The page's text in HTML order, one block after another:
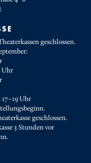
geschlossen.
Uhr
Uhr
geschlossen.
3 Stunden vor